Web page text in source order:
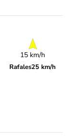
15 km/h
Rafales25 km/h